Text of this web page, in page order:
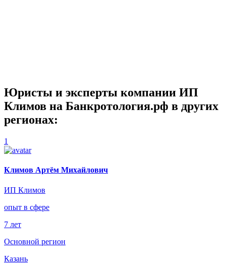
Юристы и эксперты компании ИП
Климов на Банкротология.рф в других
регионах:
1
Климов Артём Михайлович
ИП Климов
опыт в сфере
7 лет
Основной регион
Казань